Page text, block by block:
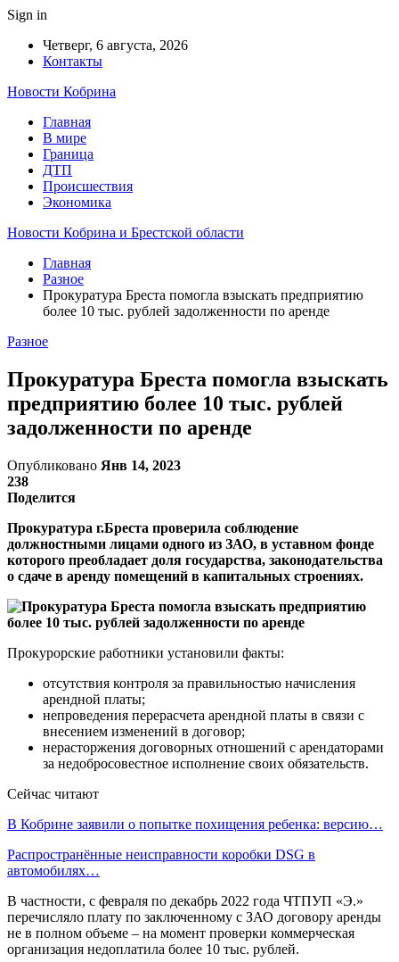
Sign in
Четверг, 6 августа, 2026
Контакты
Новости Кобрина
Главная
В мире
Граница
ДТП
Происшествия
Экономика
Новости Кобрина и Брестской области
Главная
Разное
Прокуратура Бреста помогла взыскать предприятию
более 10 тыс. рублей задолженности по аренде
Разное
Прокуратура Бреста помогла взыскать
предприятию более 10 тыс. рублей
задолженности по аренде
Опубликовано Янв 14, 2023
238
Поделится
Прокуратура г.Бреста проверила соблюдение
должностными лицами одного из ЗАО, в уставном фонде
которого преобладает доля государства, законодательства
о сдаче в аренду помещений в капитальных строениях.
Прокурорские работники установили факты:
отсутствия контроля за правильностью начисления
арендной платы;
непроведения перерасчета арендной платы в связи с
внесением изменений в договор;
нерасторжения договорных отношений с арендаторами
за недобросовестное исполнение своих обязательств.
Сейчас читают
В Кобрине заявили о попытке похищения ребенка: версию…
Распространённые неисправности коробки DSG в
автомобилях…
В частности, с февраля по декабрь 2022 года ЧТПУП «Э.»
перечисляло плату по заключенному с ЗАО договору аренды
не в полном объеме – на момент проверки коммерческая
организация недоплатила более 10 тыс. рублей.